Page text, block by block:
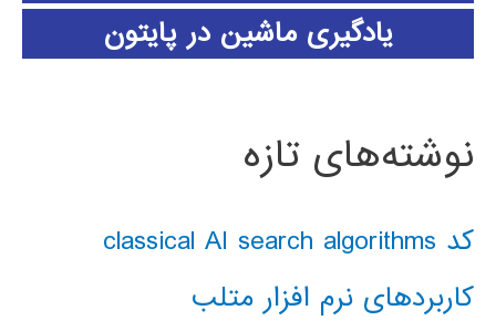
یادگیری ماشین در پایتون
نوشته‌های تازه
کد classical AI search algorithms
کاربردهای نرم افزار متلب